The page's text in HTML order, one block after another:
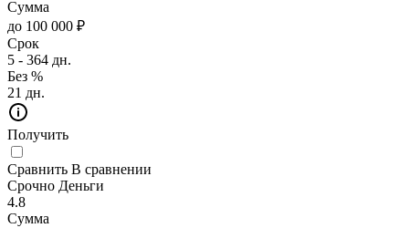
Сумма
до 100 000 ₽
Срок
5 - 364 дн.
Без %
21 дн.
Получить
Сравнить В сравнении
Срочно Деньги
4.8
Сумма